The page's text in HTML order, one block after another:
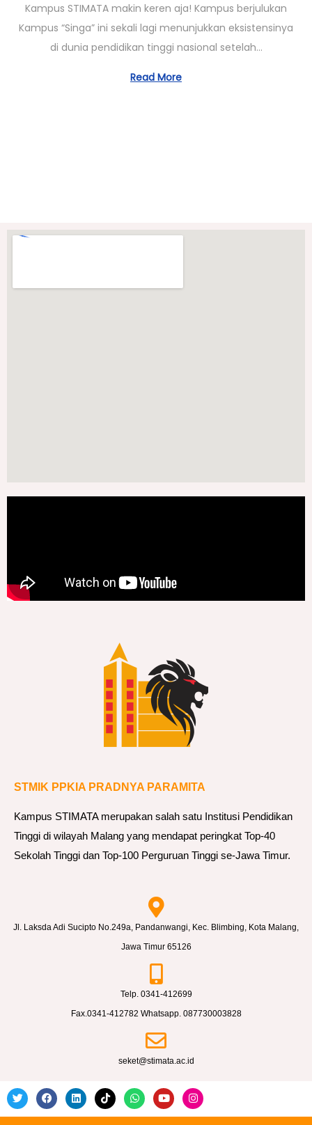
/
0
3
/
Kampus STIMATA makin keren aja! Kampus berjulukan
Kampus “Singa” ini sekali lagi menunjukkan eksistensinya
di dunia pendidikan tinggi nasional setelah…
Read More
STMIK PPKIA PRADNYA PARAMITA
Kampus STIMATA merupakan salah satu Institusi Pendidikan
Tinggi di wilayah Malang yang mendapat peringkat Top-40
Sekolah Tinggi dan Top-100 Perguruan Tinggi se-Jawa Timur.
Jl. Laksda Adi Sucipto No.249a, Pandanwangi, Kec. Blimbing, Kota Malang,
Jawa Timur 65126
Telp. 0341-412699
Fax.0341-412782 Whatsapp. 087730003828
seket@stimata.ac.id